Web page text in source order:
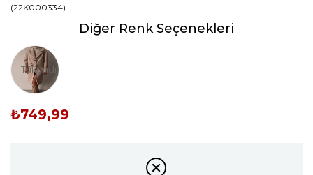
(22K000334)
Diğer Renk Seçenekleri
Tükendi
₺749,99